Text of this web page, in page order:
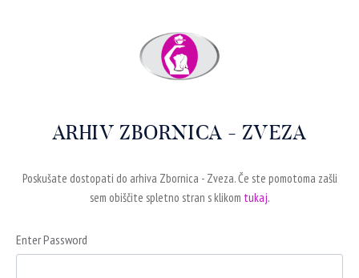
ARHIV ZBORNICA - ZVEZA
Poskušate dostopati do arhiva Zbornica - Zveza. Če ste pomotoma zašli
sem obiščite spletno stran s klikom tukaj.
Enter Password